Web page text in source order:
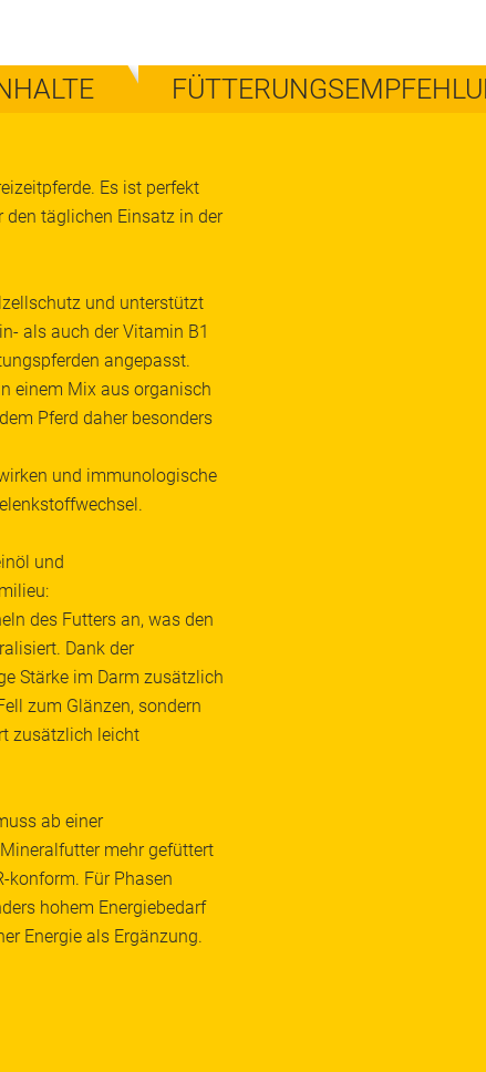
Es ist perfekt
täglichen Einsatz in der
und unterstützt
als auch der Vitamin B1
angepasst.
einem Mix aus organisch
Pferd daher besonders
und immunologische
und
des Futters an, was den
Dank der
Stärke im Darm zusätzlich
zum Glänzen, sondern
zusätzlich leicht
ab einer
mehr gefüttert
konform. Für Phasen
hohem Energiebedarf
Energie als Ergänzung.